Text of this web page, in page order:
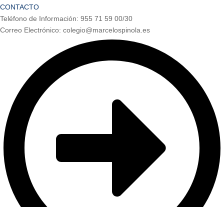
CONTACTO
Teléfono de Información: 955 71 59 00/30
Correo Electrónico: colegio@marcelospinola.es